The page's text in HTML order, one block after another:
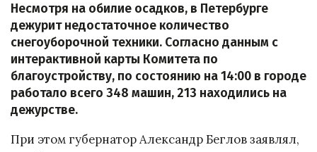
Несмотря на обилие осадков, в Петербурге
дежурит недостаточное количество
снегоуборочной техники. Согласно данным с
интерактивной карты Комитета по
благоустройству, по состоянию на 14:00 в городе
работало всего 348 машин, 213 находились на
дежурстве.
При этом губернатор Александр Беглов заявлял,